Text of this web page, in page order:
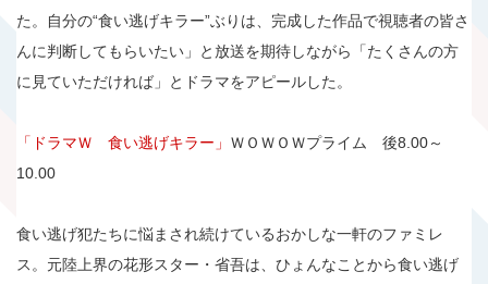
た。自分の“食い逃げキラー”ぶりは、完成した作品で視聴者の皆さ
んに判断してもらいたい」と放送を期待しながら「たくさんの方
に見ていただければ」とドラマをアピールした。
「ドラマＷ 食い逃げキラー」 ＷＯＷＯＷプライム 後8.00～
10.00
食い逃げ犯たちに悩まされ続けているおかしな一軒のファミレ
ス。元陸上界の花形スター・省吾は、ひょんなことから食い逃げ